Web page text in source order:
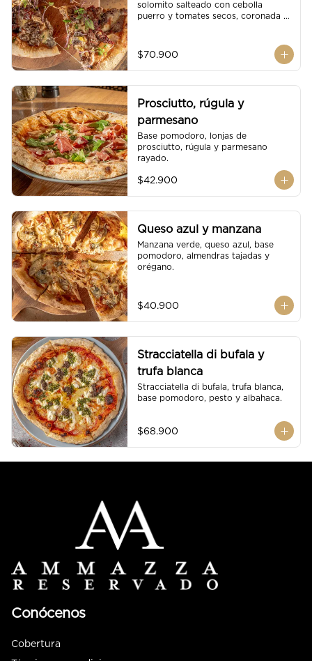
solomito salteado con cebolla
puerro y tomates secos, coronada
$70.900
Prosciutto, rúgula y
parmesano
Base pomodoro, lonjas de
prosciutto, rúgula y parmesano
rayado.
$42.900
Queso azul y manzana
Manzana verde, queso azul, base
pomodoro, almendras tajadas y
orégano.
$40.900
Stracciatella di bufala y
trufa blanca
Stracciatella di bufala, trufa blanca,
base pomodoro, pesto y albahaca.
$68.900
Conócenos
Cobertura